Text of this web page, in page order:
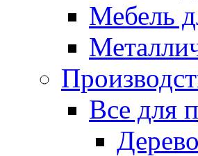
Мебель
Все для